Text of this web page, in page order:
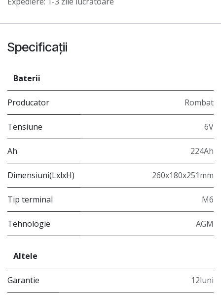
Specificații
Baterii
Producator Rombat
Tensiune 6V
Ah 224Ah
Dimensiuni(LxlxH) 260x180x251mm
Tip terminal M6
Tehnologie AGM
Altele
Garantie 12luni